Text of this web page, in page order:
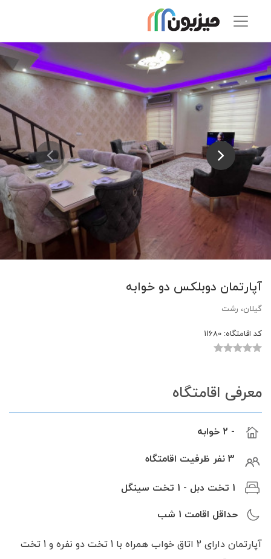
آپارتمان دوبلکس دو خوابه
گیلان، رشت
کد اقامتگاه:
معرفی اقامتگاه
- 2 خوابه
3 نفر ظرفیت اقامتگاه
1 تخت دبل - 1 تخت سینگل
حداقل اقامت 1 شب
آپارتمان دارای 2 اتاق خواب همراه با 1 تخت دو نفره و 1 تخت